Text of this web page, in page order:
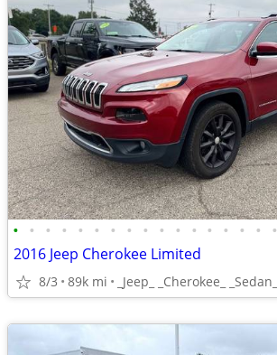
• • • • • • • • • • • • • • • • •
2016 Jeep Cherokee Limited
8/3 89k mi _Jeep_ _Cherokee_ _Sedan_